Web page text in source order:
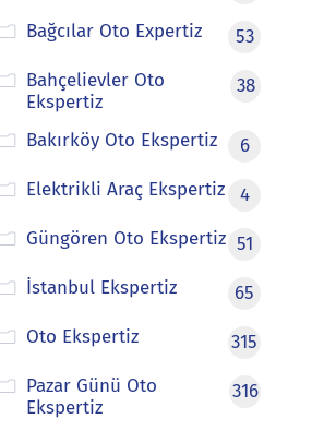
Bağcılar Oto Expertiz
53
Bahçelievler Oto
Ekspertiz
38
Bakırköy Oto Ekspertiz
6
Elektrikli Araç Ekspertiz
4
Güngören Oto Ekspertiz 51
İstanbul Ekspertiz
65
Oto Ekspertiz
315
Pazar Günü Oto
Ekspertiz
316